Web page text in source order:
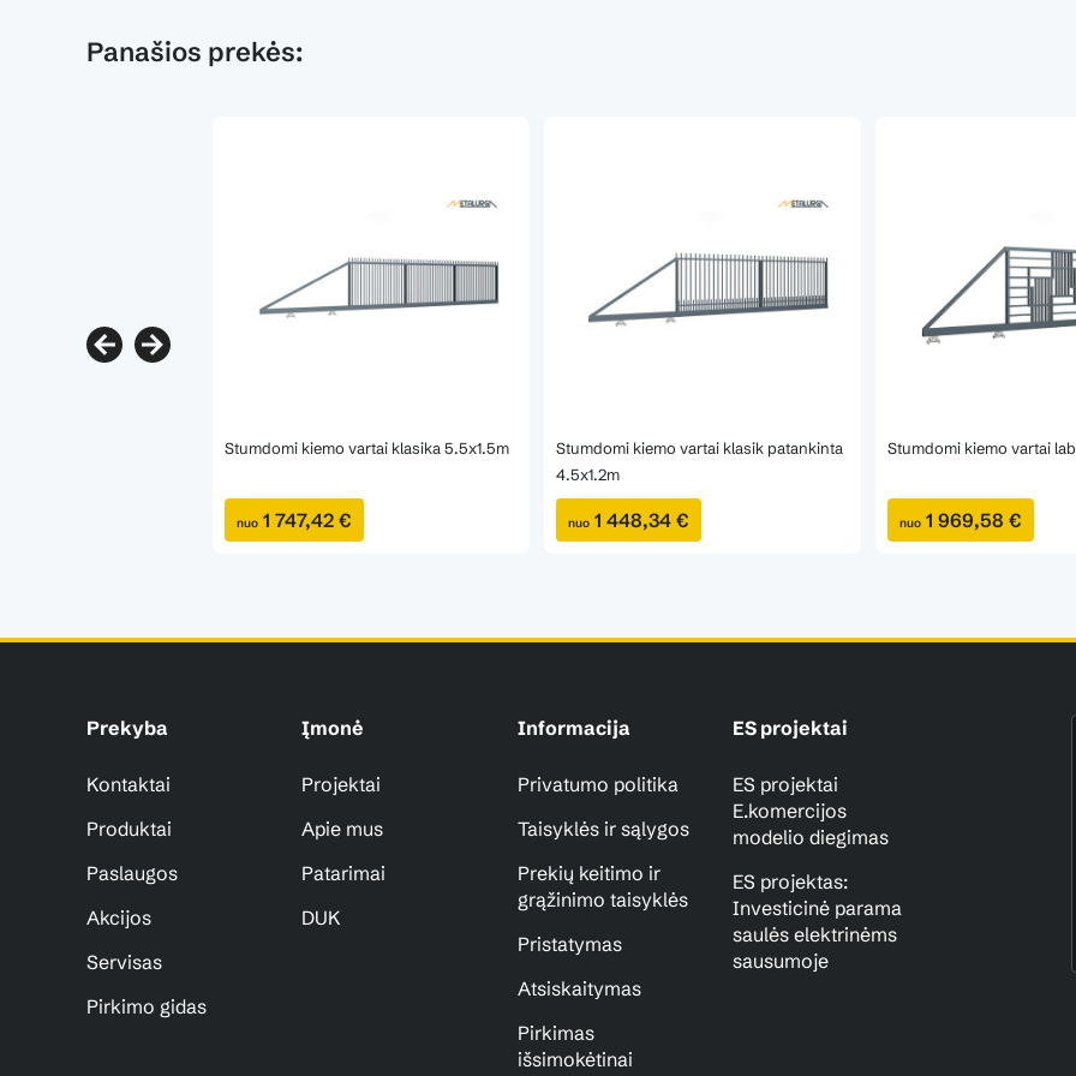
Panašios prekės:
Stumdomi kiemo vartai klasika 5.5x1.5m
nuo 1 747,42 €
Stumdomi kiemo vartai klasik patankinta
4.5x1.2m
nuo 1 448,34 €
Stumdomi kiemo vartai
nuo 1 969,58 €
Prekyba
Kontaktai
Produktai
Paslaugos
Akcijos
Servisas
Pirkimo gidas
Įmonė
Projektai
Apie mus
Patarimai
DUK
Informacija
Privatumo politika
Taisyklės ir sąlygos
Prekių keitimo ir
grąžinimo taisyklės
Pristatymas
Atsiskaitymas
Pirkimas
išsimokėtinai
ES projektai
ES projektai
E.komercijos
modelio diegimas
ES projektas:
Investicinė parama
saulės elektrinėms
sausumoje